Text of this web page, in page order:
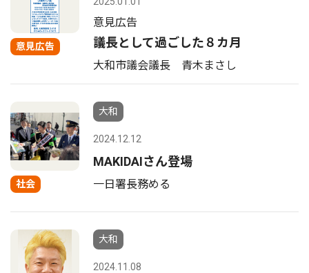
意見広告
意見広告
議長として過ごした８カ月
大和市議会議長 青木まさし
社会
大和
2024.12.12
MAKIDAIさん登場
一日署長務める
大和
2024.11.08